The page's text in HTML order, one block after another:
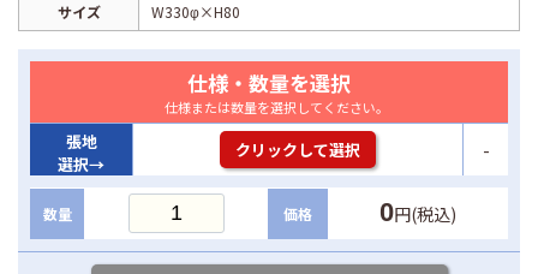
サイズ
W330φ×H80
仕様・数量を選択
仕様または数量を選択してください。
張地
選択→
クリックして選択 -
数量 価格 0円(税込)